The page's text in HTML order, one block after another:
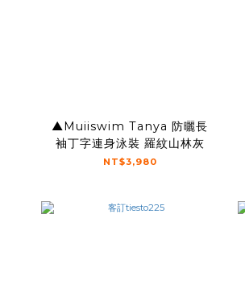
▲Muiiswim Tanya 防曬長
袖丁字連身泳裝 羅紋山林灰
NT$3,980